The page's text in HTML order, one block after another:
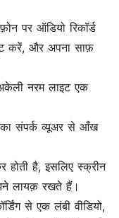
पर ऑडियो रिकॉर्ड
करें, और अपना साफ़
नरम लाइट एक
संपर्क व्यूअर से आँख
होती है, इसलिए स्क्रीन
लायक़ रखते हैं।
से एक लंबी वीडियो,